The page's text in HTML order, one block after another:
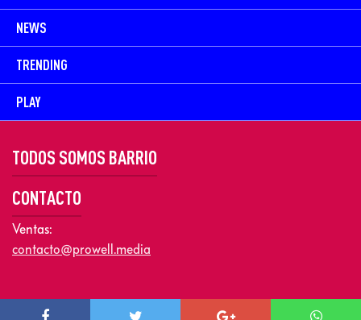
NEWS
TRENDING
PLAY
TODOS SOMOS BARRIO
CONTACTO
Ventas:
contacto@prowell.media